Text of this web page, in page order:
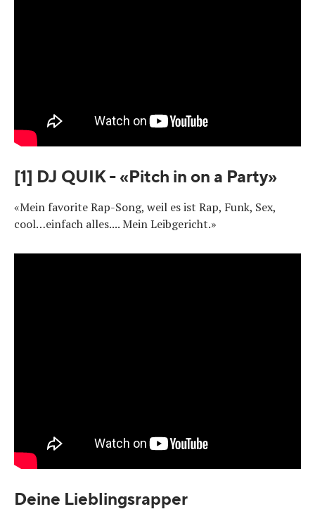
[1] DJ QUIK - «Pitch in on a Party»
«Mein favorite Rap-Song, weil es ist Rap, Funk, Sex,
cool…einfach alles.... Mein Leibgericht.»
Deine Lieblingsrapper